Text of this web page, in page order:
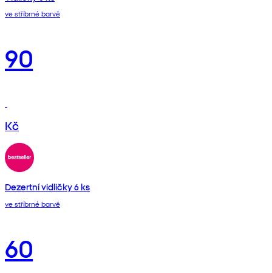
ve stříbrné barvě
90
Kč
Dezertní vidličky 6 ks
ve stříbrné barvě
60